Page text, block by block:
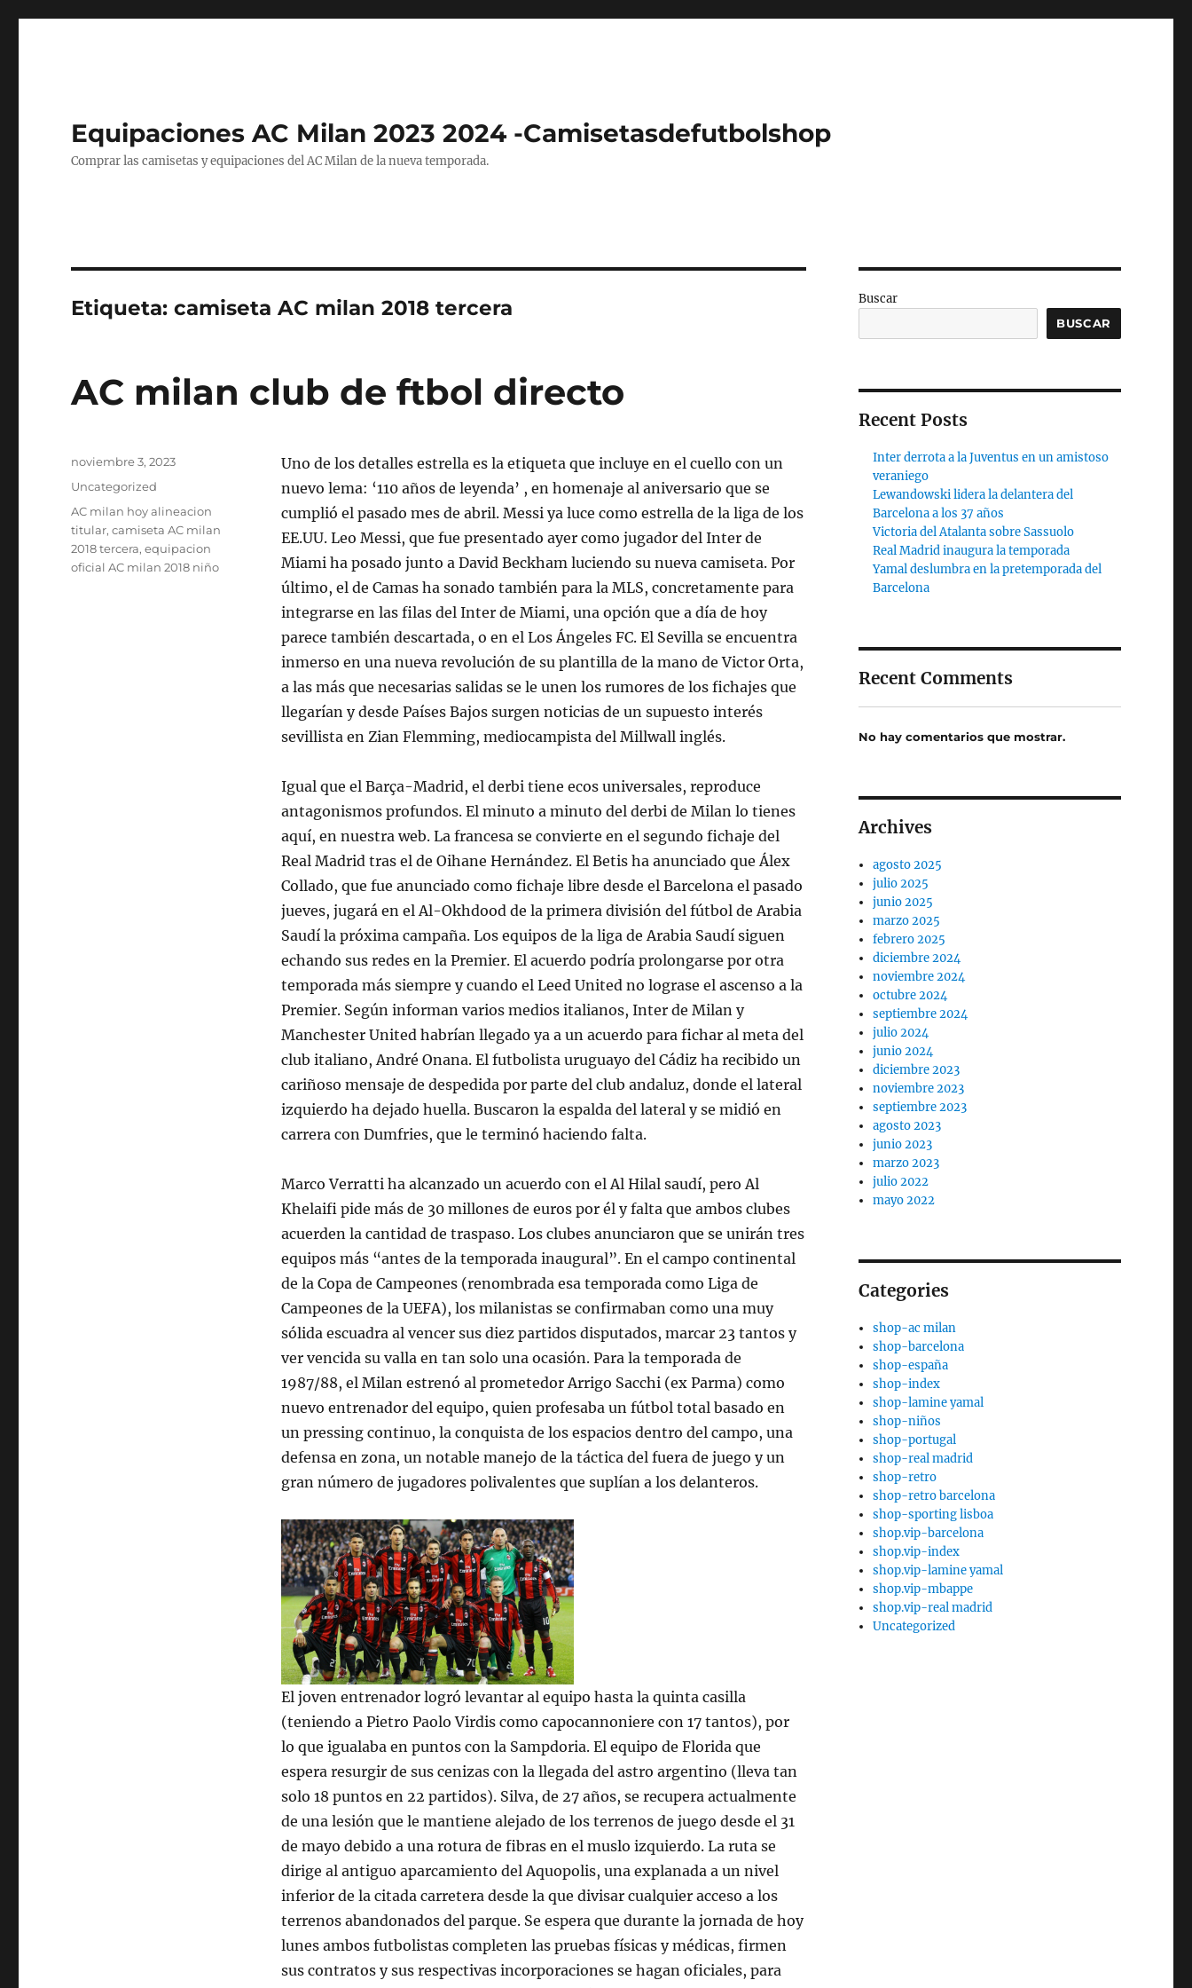
Equipaciones AC Milan 2023 2024 -Camisetasdefutbolshop
Comprar las camisetas y equipaciones del AC Milan de la nueva temporada.
Etiqueta:camiseta AC milan 2018 tercera
AC milan club de ftbol directo
Uno de los detalles estrella es la etiqueta que incluye en el cuello con un
nuevo lema: ‘110 años de leyenda’ , en homenaje al aniversario que se
cumplió el pasado mes de abril. Messi ya luce como estrella de la liga de los
EE.UU. Leo Messi, que fue presentado ayer como jugador del Inter de
Miami ha posado junto a David Beckham luciendo su nueva camiseta. Por
último, el de Camas ha sonado también para la MLS, concretamente para
integrarse en las filas del Inter de Miami, una opción que a día de hoy
parece también descartada, o en el Los Ángeles FC. El Sevilla se encuentra
inmerso en una nueva revolución de su plantilla de la mano de Victor Orta,
a las más que necesarias salidas se le unen los rumores de los fichajes que
llegarían y desde Países Bajos surgen noticias de un supuesto interés
sevillista en Zian Flemming, mediocampista del Millwall inglés.
Igual que el Barça-Madrid, el derbi tiene ecos universales, reproduce
antagonismos profundos. El minuto a minuto del derbi de Milan lo tienes
aquí, en nuestra web. La francesa se convierte en el segundo fichaje del
Real Madrid tras el de Oihane Hernández. El Betis ha anunciado que Álex
Collado, que fue anunciado como fichaje libre desde el Barcelona el pasado
jueves, jugará en el Al-Okhdood de la primera división del fútbol de Arabia
Saudí la próxima campaña. Los equipos de la liga de Arabia Saudí siguen
echando sus redes en la Premier. El acuerdo podría prolongarse por otra
temporada más siempre y cuando el Leed United no lograse el ascenso a la
Premier. Según informan varios medios italianos, Inter de Milan y
Manchester United habrían llegado ya a un acuerdo para fichar al meta del
club italiano, André Onana. El futbolista uruguayo del Cádiz ha recibido un
cariñoso mensaje de despedida por parte del club andaluz, donde el lateral
izquierdo ha dejado huella. Buscaron la espalda del lateral y se midió en
carrera con Dumfries, que le terminó haciendo falta.
Marco Verratti ha alcanzado un acuerdo con el Al Hilal saudí, pero Al
Khelaifi pide más de 30 millones de euros por él y falta que ambos clubes
acuerden la cantidad de traspaso. Los clubes anunciaron que se unirán tres
equipos más “antes de la temporada inaugural”. En el campo continental
de la Copa de Campeones (renombrada esa temporada como Liga de
Campeones de la UEFA), los milanistas se confirmaban como una muy
sólida escuadra al vencer sus diez partidos disputados, marcar 23 tantos y
ver vencida su valla en tan solo una ocasión. Para la temporada de
1987/88, el Milan estrenó al prometedor Arrigo Sacchi (ex Parma) como
nuevo entrenador del equipo, quien profesaba un fútbol total basado en
un pressing continuo, la conquista de los espacios dentro del campo, una
defensa en zona, un notable manejo de la táctica del fuera de juego y un
gran número de jugadores polivalentes que suplían a los delanteros.
El joven entrenador logró levantar al equipo hasta la quinta casilla
(teniendo a Pietro Paolo Virdis como capocannoniere con 17 tantos), por
lo que igualaba en puntos con la Sampdoria. El equipo de Florida que
espera resurgir de sus cenizas con la llegada del astro argentino (lleva tan
solo 18 puntos en 22 partidos). Silva, de 27 años, se recupera actualmente
de una lesión que le mantiene alejado de los terrenos de juego desde el 31
de mayo debido a una rotura de fibras en el muslo izquierdo. La ruta se
dirige al antiguo aparcamiento del Aquopolis, una explanada a un nivel
inferior de la citada carretera desde la que divisar cualquier acceso a los
terrenos abandonados del parque. Se espera que durante la jornada de hoy
lunes ambos futbolistas completen las pruebas físicas y médicas, firmen
sus contratos y sus respectivas incorporaciones se hagan oficiales, para
Publicado
noviembre 3, 2023
Categorías
Uncategorized
Etiquetas
AC milan hoy alineacion
titular,camiseta AC milan
2018 tercera,equipacion
oficial AC milan 2018 niño
Buscar
BUSCAR
Recent Posts
Inter derrota a la Juventus en un amistoso
veraniego
Lewandowski lidera la delantera del
Barcelona a los 37 años
Victoria del Atalanta sobre Sassuolo
Real Madrid inaugura la temporada
Yamal deslumbra en la pretemporada del
Barcelona
Recent Comments
No hay comentarios que mostrar.
Archives
agosto 2025
julio 2025
junio 2025
marzo 2025
febrero 2025
diciembre 2024
noviembre 2024
octubre 2024
septiembre 2024
julio 2024
junio 2024
diciembre 2023
noviembre 2023
septiembre 2023
agosto 2023
junio 2023
marzo 2023
julio 2022
mayo 2022
Categories
shop-ac milan
shop-barcelona
shop-españa
shop-index
shop-lamine yamal
shop-niños
shop-portugal
shop-real madrid
shop-retro
shop-retro barcelona
shop-sporting lisboa
shop.vip-barcelona
shop.vip-index
shop.vip-lamine yamal
shop.vip-mbappe
shop.vip-real madrid
Uncategorized